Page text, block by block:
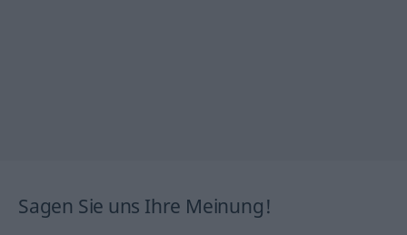
Sagen Sie uns Ihre Meinung!